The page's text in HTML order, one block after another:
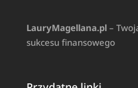
LauryMagellana.pl–
sukcesu finansowego